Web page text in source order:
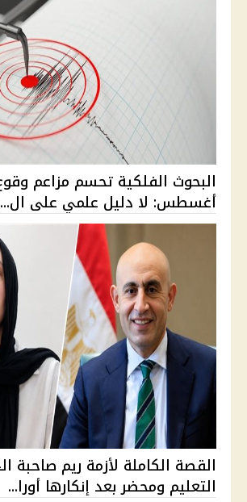
أغسطس: لا دليل علمي على ال...
التعليم ومحضر بعد إنكارها أورا...